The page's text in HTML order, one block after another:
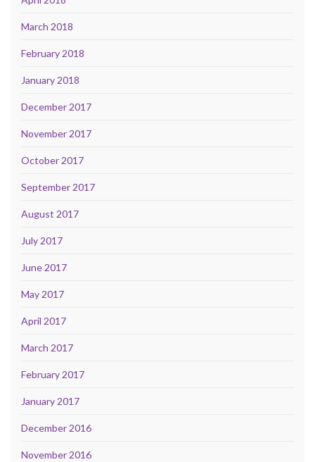
March 2018
February 2018
January 2018
December 2017
November 2017
October 2017
September 2017
August 2017
July 2017
June 2017
May 2017
April 2017
March 2017
February 2017
January 2017
December 2016
November 2016